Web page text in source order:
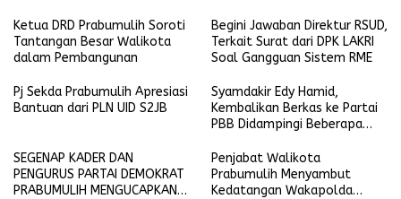
Ketua DRD Prabumulih Soroti
Tantangan Besar Walikota
dalam Pembangunan
Begini Jawaban Direktur RSUD,
Terkait Surat dari DPK LAKRI
Soal Gangguan Sistem RME
Pj Sekda Prabumulih Apresiasi
Bantuan dari PLN UID S2JB
Syamdakir Edy Hamid,
Kembalikan Berkas ke Partai
PBB Didampingi Beberapa
SEGENAP KADER DAN
PENGURUS PARTAI DEMOKRAT
PRABUMULIH MENGUCAPKAN
Penjabat Walikota
Prabumulih Menyambut
Kedatangan Wakapolda